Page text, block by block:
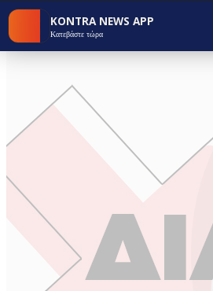
KONTRA NEWS APP
Κατεβάστε τώρα